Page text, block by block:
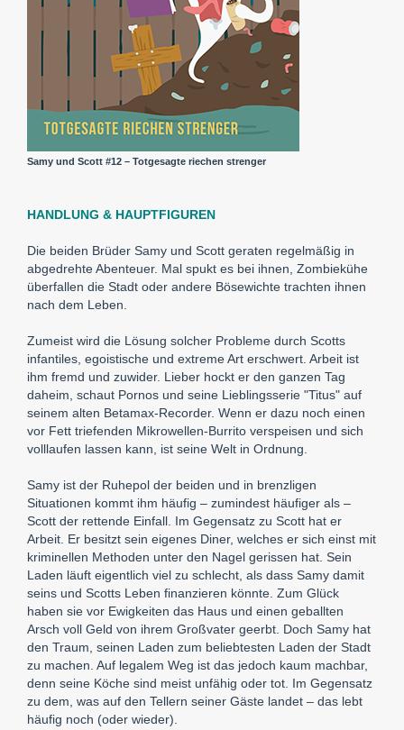
Samy und Scott #12 – Totgesagte riechen strenger
HANDLUNG & HAUPTFIGUREN
Die beiden Brüder Samy und Scott geraten regelmäßig in
abgedrehte Abenteuer. Mal spukt es bei ihnen, Zombiekühe
überfallen die Stadt oder andere Bösewichte trachten ihnen
nach dem Leben.
Zumeist wird die Lösung solcher Probleme durch Scotts
infantiles, egoistische und extreme Art erschwert. Arbeit ist
ihm fremd und zuwider. Lieber hockt er den ganzen Tag
daheim, schaut Pornos und seine Lieblingsserie "Titus" auf
seinem alten Betamax-Recorder. Wenn er dazu noch einen
vor Fett triefenden Mikrowellen-Burrito verspeisen und sich
volllaufen lassen kann, ist seine Welt in Ordnung.
Samy ist der Ruhepol der beiden und in brenzligen
Situationen kommt ihm häufig – zumindest häufiger als –
Scott der rettende Einfall. Im Gegensatz zu Scott hat er
Arbeit. Er besitzt sein eigenes Diner, welches er sich einst mit
kriminellen Methoden unter den Nagel gerissen hat. Sein
Laden läuft eigentlich viel zu schlecht, als dass Samy damit
seins und Scotts Leben finanzieren könnte. Zum Glück
haben sie vor Ewigkeiten das Haus und einen geballten
Arsch voll Geld von ihrem Großvater geerbt. Doch Samy hat
den Traum, seinen Laden zum beliebtesten Laden der Stadt
zu machen. Auf legalem Weg ist das jedoch kaum machbar,
denn seine Köche sind meist unfähig oder tot. Im Gegensatz
zu dem, was auf den Tellern seiner Gäste landet – das lebt
häufig noch (oder wieder).